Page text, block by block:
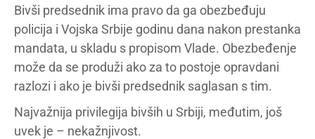
Bivši predsednik ima pravo da ga obezbeđuju
policija i Vojska Srbije godinu dana nakon prestanka
mandata, u skladu s propisom Vlade. Obezbeđenje
može da se produži ako za to postoje opravdani
razlozi i ako je bivši predsednik saglasan s tim.
Najvažnija privilegija bivših u Srbiji, međutim, još
uvek je – nekažnjivost.